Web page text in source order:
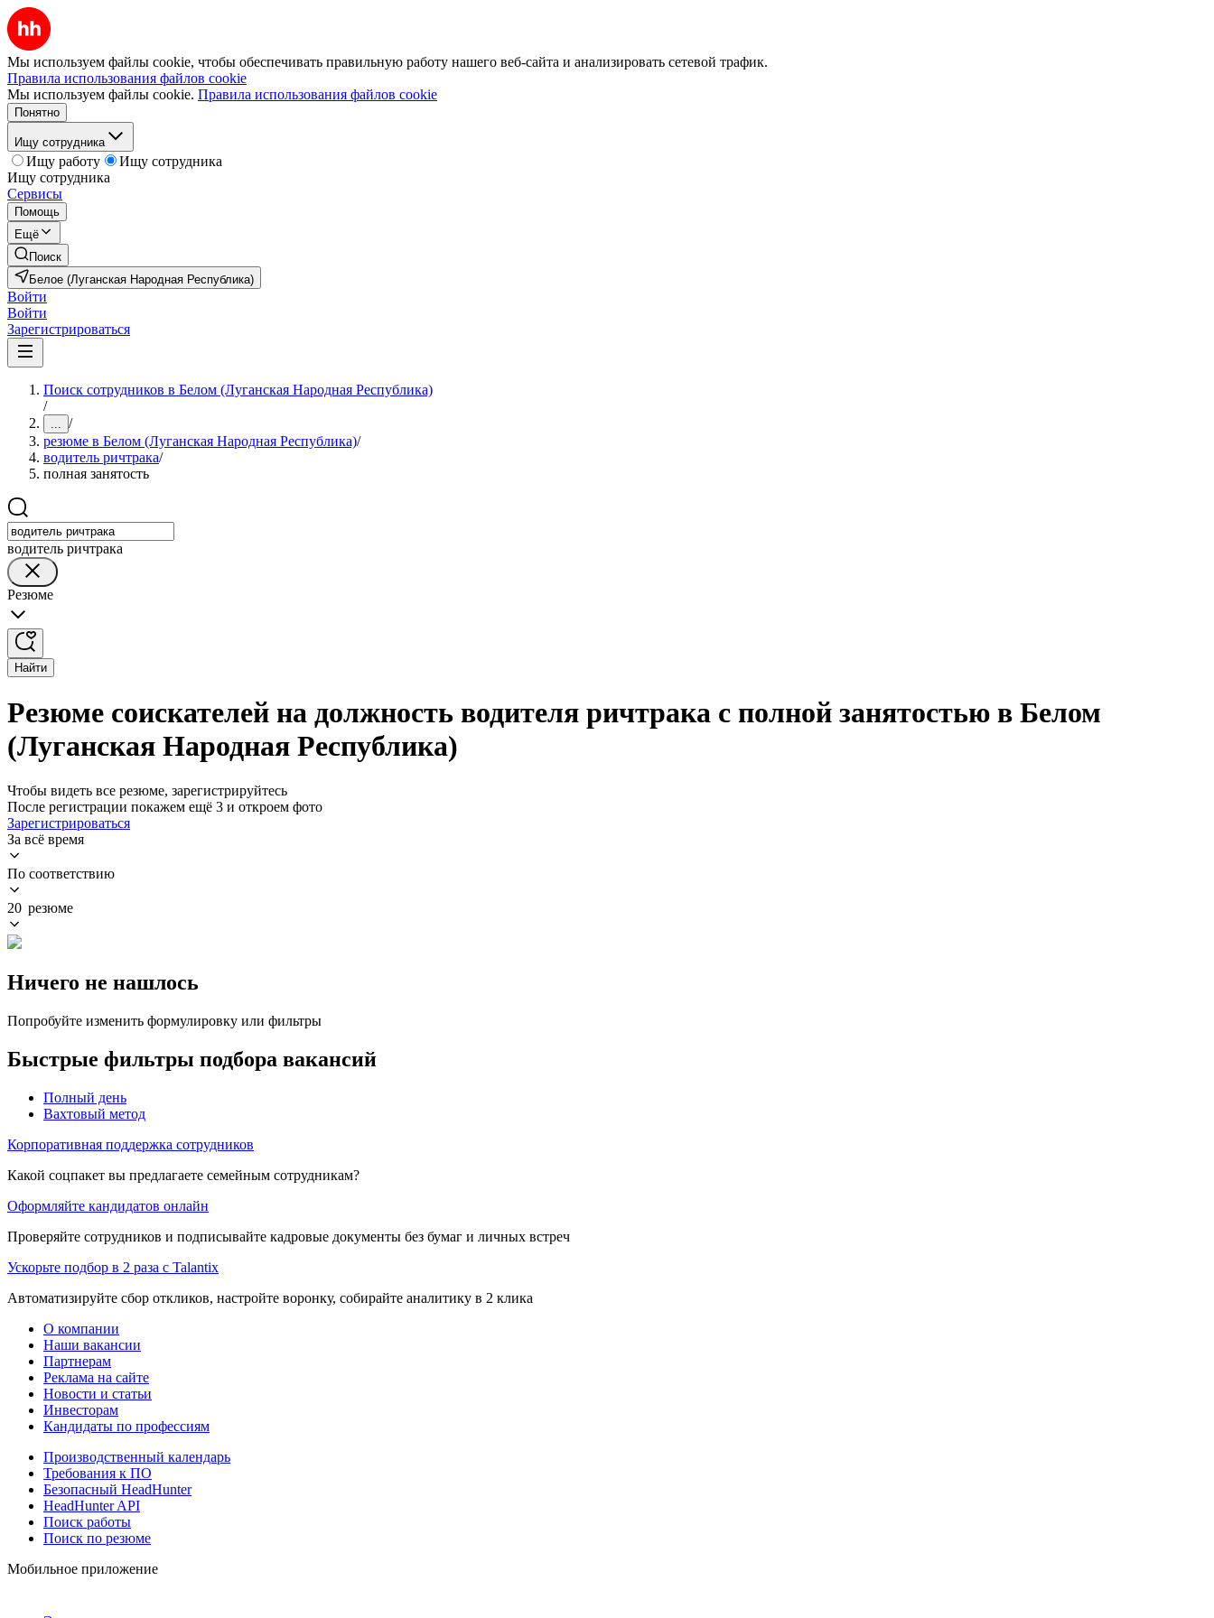
Мы используем файлы cookie, чтобы обеспечивать правильную работу нашего веб-сайта и анализировать сетевой трафик.
Правила использования файлов cookie
Мы используем файлы cookie. Правила использования файлов cookie
Понятно
Ищу сотрудника
Ищу работу
Ищу сотрудника
Ищу сотрудника
Сервисы
Помощь
Ещё
Поиск
Белое (Луганская Народная Республика)
Войти
Войти
Зарегистрироваться
Поиск сотрудников в Белом (Луганская Народная Республика)
/
... /
резюме в Белом (Луганская Народная Республика)/
водитель ричтрака/
полная занятость
водитель ричтрака
Резюме
Найти
Резюме соискателей на должность водителя ричтрака с полной занятостью в Белом
(Луганская Народная Республика)
Чтобы видеть все резюме, зарегистрируйтесь
После регистрации покажем ещё 3 и откроем фото
Зарегистрироваться
За всё время
По соответствию
20 резюме
Ничего не нашлось
Попробуйте изменить формулировку или фильтры
Быстрые фильтры подбора вакансий
Полный день
Вахтовый метод
Корпоративная поддержка сотрудников
Какой соцпакет вы предлагаете семейным сотрудникам?
Оформляйте кандидатов онлайн
Проверяйте сотрудников и подписывайте кадровые документы без бумаг и личных встреч
Ускорьте подбор в 2 раза с Talantix
Автоматизируйте сбор откликов, настройте воронку, собирайте аналитику в 2 клика
О компании
Наши вакансии
Партнерам
Реклама на сайте
Новости и статьи
Инвесторам
Кандидаты по профессиям
Производственный календарь
Требования к ПО
Безопасный HeadHunter
HeadHunter API
Поиск работы
Поиск по резюме
Мобильное приложение